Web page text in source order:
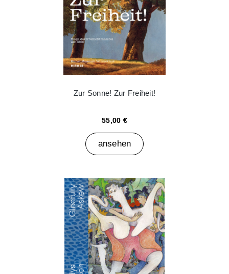
Zur Sonne! Zur Freiheit!
55,00 €
ansehen